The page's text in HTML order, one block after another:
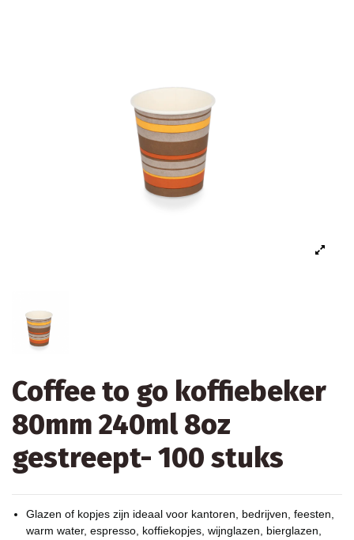
Coffee to go koffiebeker
80mm 240ml 8oz
gestreept- 100 stuks
Glazen of kopjes zijn ideaal voor kantoren, bedrijven, feesten,
warm water, espresso, koffiekopjes, wijnglazen, bierglazen,